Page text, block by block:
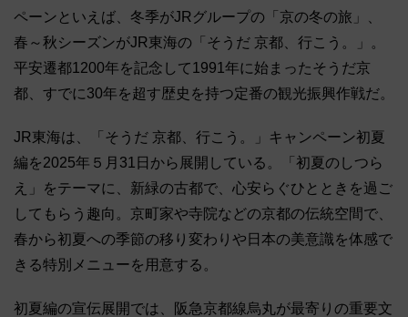
ペーンといえば、冬季がJRグループの「京の冬の旅」、
春～秋シーズンがJR東海の「そうだ 京都、行こう。」。
平安遷都1200年を記念して1991年に始まったそうだ京
都、すでに30年を超す歴史を持つ定番の観光振興作戦だ。
JR東海は、「そうだ 京都、行こう。」キャンペーン初夏
編を2025年５月31日から展開している。「初夏のしつら
え」をテーマに、新緑の古都で、心安らぐひとときを過ご
してもらう趣向。京町家や寺院などの京都の伝統空間で、
春から初夏への季節の移り変わりや日本の美意識を体感で
きる特別メニューを用意する。
初夏編の宣伝展開では、阪急京都線烏丸が最寄りの重要文